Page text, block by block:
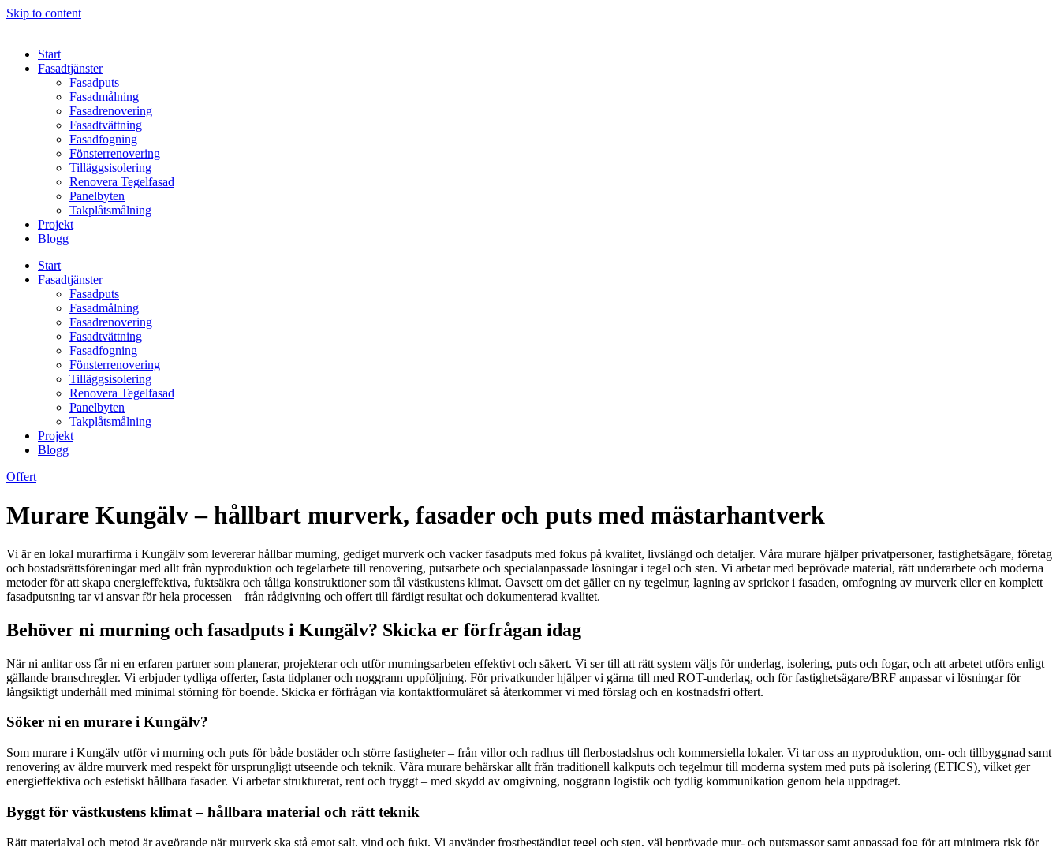
Skip to content
Start
Fasadtjänster
Fasadputs
Fasadmålning
Fasadrenovering
Fasadtvättning
Fasadfogning
Fönsterrenovering
Tilläggsisolering
Renovera Tegelfasad
Panelbyten
Takplåtsmålning
Projekt
Blogg
Start
Fasadtjänster
Fasadputs
Fasadmålning
Fasadrenovering
Fasadtvättning
Fasadfogning
Fönsterrenovering
Tilläggsisolering
Renovera Tegelfasad
Panelbyten
Takplåtsmålning
Projekt
Blogg
Offert
Murare Kungälv – hållbart murverk, fasader och puts med mästarhantverk
Vi är en lokal murarfirma i Kungälv som levererar hållbar murning, gediget murverk och vacker fasadputs med fokus på kvalitet, livslängd och detaljer. Våra murare hjälper privatpersoner, fastighetsägare, företag
och bostadsrättsföreningar med allt från nyproduktion och tegelarbete till renovering, putsarbete och specialanpassade lösningar i tegel och sten. Vi arbetar med beprövade material, rätt underarbete och moderna
metoder för att skapa energieffektiva, fuktsäkra och tåliga konstruktioner som tål västkustens klimat. Oavsett om det gäller en ny tegelmur, lagning av sprickor i fasaden, omfogning av murverk eller en komplett
fasadputsning tar vi ansvar för hela processen – från rådgivning och offert till färdigt resultat och dokumenterad kvalitet.
Behöver ni murning och fasadputs i Kungälv? Skicka er förfrågan idag
När ni anlitar oss får ni en erfaren partner som planerar, projekterar och utför murningsarbeten effektivt och säkert. Vi ser till att rätt system väljs för underlag, isolering, puts och fogar, och att arbetet utförs enligt
gällande branschregler. Vi erbjuder tydliga offerter, fasta tidplaner och noggrann uppföljning. För privatkunder hjälper vi gärna till med ROT-underlag, och för fastighetsägare/BRF anpassar vi lösningar för
långsiktigt underhåll med minimal störning för boende. Skicka er förfrågan via kontaktformuläret så återkommer vi med förslag och en kostnadsfri offert.
Söker ni en murare i Kungälv?
Som murare i Kungälv utför vi murning och puts för både bostäder och större fastigheter – från villor och radhus till flerbostadshus och kommersiella lokaler. Vi tar oss an nyproduktion, om- och tillbyggnad samt
renovering av äldre murverk med respekt för ursprungligt utseende och teknik. Våra murare behärskar allt från traditionell kalkputs och tegelmur till moderna system med puts på isolering (ETICS), vilket ger
energieffektiva och estetiskt hållbara fasader. Vi arbetar strukturerat, rent och tryggt – med skydd av omgivning, noggrann logistik och tydlig kommunikation genom hela uppdraget.
Byggt för västkustens klimat – hållbara material och rätt teknik
Rätt materialval och metod är avgörande när murverk ska stå emot salt, vind och fukt. Vi använder frostbeständigt tegel och sten, väl beprövade mur- och putsmassor samt anpassad fog för att minimera risk för